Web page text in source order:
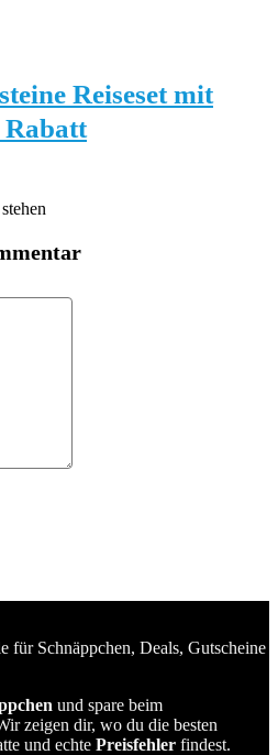
Reiseset mit
für Schnäppchen, Deals, Gutscheine
und spare beim
zeigen dir, wo du die besten
und echte Preisfehler findest.